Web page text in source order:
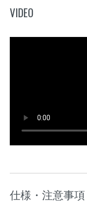
VIDEO
仕様・注意事項